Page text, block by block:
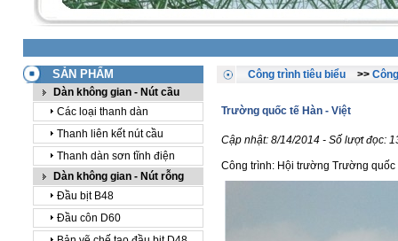
SẢN PHẨM
Dàn không gian - Nút cầu
Các loại thanh dàn
Thanh liên kết nút cầu
Thanh dàn sơn tĩnh điện
Dàn không gian - Nút rỗng
Đầu bịt B48
Đầu côn D60
Công trình tiêu biểu >>
Trường quốc tế Hàn - Việt
Cập nhật: 8/14/2014 - Số lượt đọc:
Công trình: Hội trường Trường